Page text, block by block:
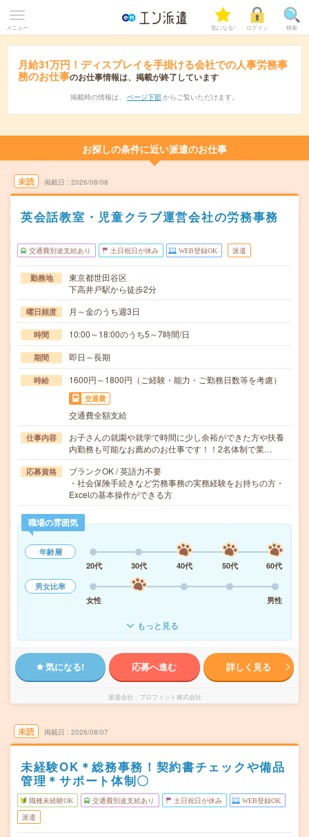
メニュー 気になる! ログイン 検索
月給31万円！ディスプレイを手掛ける会社での人事労務事
務のお仕事のお仕事情報は、掲載が終了しています
掲載時の情報は、 ページ下部 からご覧いただけます。
お探しの条件に近い派遣のお仕事
未読 掲載日 2026/08/08
英会話教室・児童クラブ運営会社の労務事務
交通費別途支給あり 土日祝日が休み WEB登録OK 派遣
勤務地
東京都世田谷区
下高井戸駅から徒歩2分
曜日頻度 月～金のうち週3日
時間 10:00～18:00のうち5～7時間/日
期間 即日～長期
時給 1600円～1800円（ご経験・能力・ご勤務日数等を考慮）
交通費
交通費全額支給
仕事内容
お子さんの就園や就学で時間に少し余裕ができた方や扶養
内勤務も可能なお薦めのお仕事です！！2名体制で業…
応募資格
ブランクOK / 英語力不要
・社会保険手続きなど労務事務の実務経験をお持ちの方・
Excelの基本操作ができる方
職場の雰囲気
年齢層
20代
30代 40代 50代
60代
男女比率
女性
男性
もっと見る
気になる! 応募へ進む 詳しく見る
派遣会社 プロフィット株式会社
未読 掲載日 2026/08/07
未経験OK＊総務事務！契約書チェックや備品
管理＊サポート体制〇
職種未経験OK 交通費別途支給あり 土日祝日が休み WEB登録OK
派遣